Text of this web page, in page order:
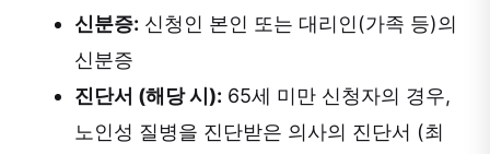
신분증: 신청인 본인 또는 대리인(가족 등)의
신분증
진단서 (해당 시): 65세 미만 신청자의 경우,
노인성 질병을 진단받은 의사의 진단서 (최